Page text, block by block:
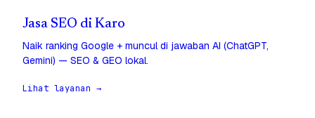
Jasa SEO di Karo
Naik ranking Google + muncul di jawaban AI (ChatGPT,
Gemini) — SEO & GEO lokal.
Lihat layanan →